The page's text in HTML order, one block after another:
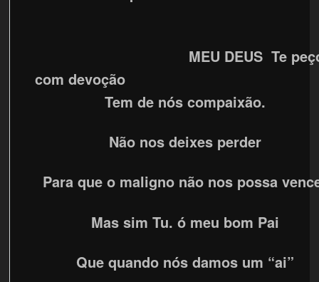
MEU DEUS Te
com devoção
Tem de nós compaixão.
Não nos deixes perder
Para que o maligno não nos possa
Mas sim Tu. ó meu bom Pai
Que quando nós damos um “ai”